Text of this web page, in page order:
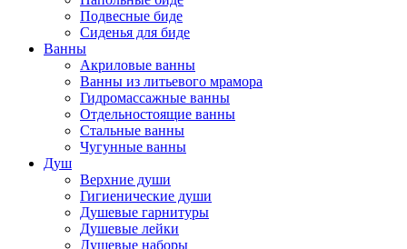
Подвесные биде
Сиденья для биде
Ванны
Акриловые ванны
Ванны из литьевого мрамора
Гидромассажные ванны
Отдельностоящие ванны
Стальные ванны
Чугунные ванны
Душ
Верхние души
Гигиенические души
Душевые гарнитуры
Душевые лейки
Душевые наборы